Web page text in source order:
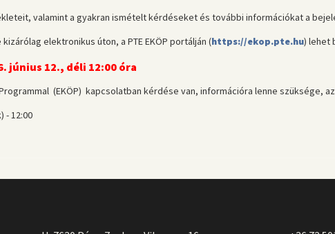
valamint a gyakran ismételt kérdéseket és további információkat a
elektronikus úton, a PTE EKÖP portálján (https://ekop.pte.hu) lehet
június 12., déli 12:00 óra
(EKÖP) kapcsolatban kérdése van, információra lenne szüksége, az
- 12:00